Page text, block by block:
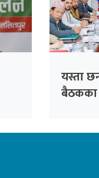
यस्ता
बैठकका